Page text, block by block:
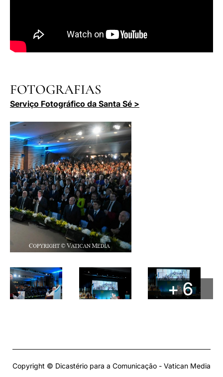
FOTOGRAFIAS
Serviço Fotográfico da Santa Sé >
+ 6
Copyright © Dicastério para a Comunicação - Vatican Media